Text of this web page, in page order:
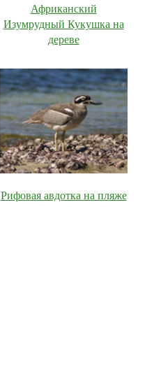
Африканский
Изумрудный Кукушка на
дереве
Рифовая авдотка на пляже